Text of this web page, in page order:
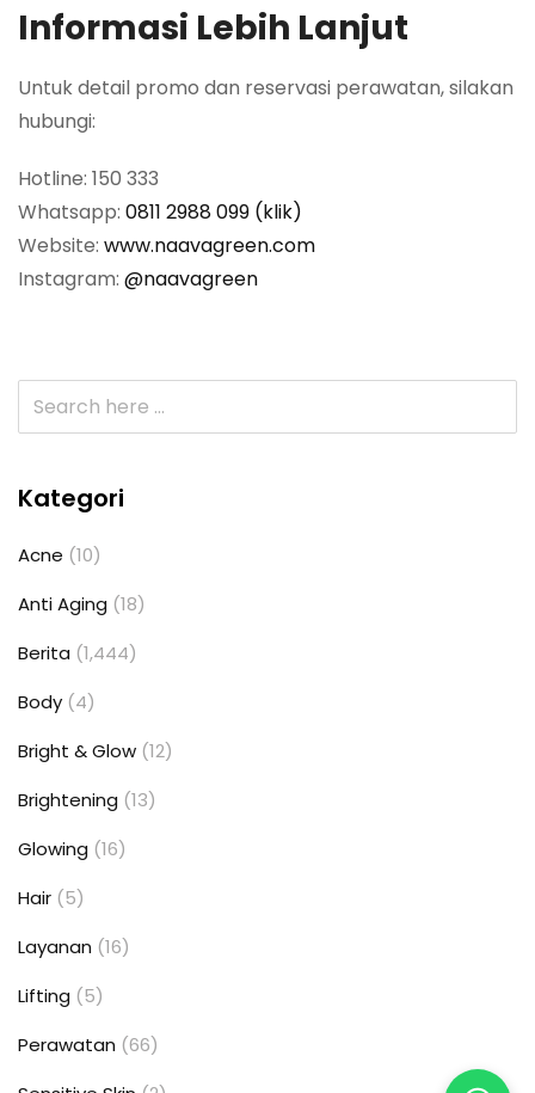
Informasi Lebih Lanjut
Untuk detail promo dan reservasi perawatan, silakan
hubungi:
Hotline: 150 333
Whatsapp: 0811 2988 099 (klik)
Website: www.naavagreen.com
Instagram: @naavagreen
Kategori
Acne (10)
Anti Aging (18)
Berita (1,444)
Body (4)
Bright & Glow (12)
Brightening (13)
Glowing (16)
Hair (5)
Layanan (16)
Lifting (5)
Perawatan (66)